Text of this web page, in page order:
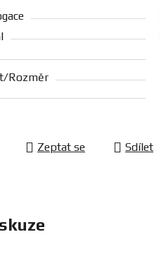
Rozměr
Zeptat se Sdílet